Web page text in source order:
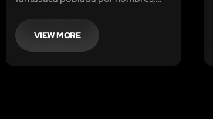
muchas otras criaturas que te harán
vivir una...
VIEW MORE